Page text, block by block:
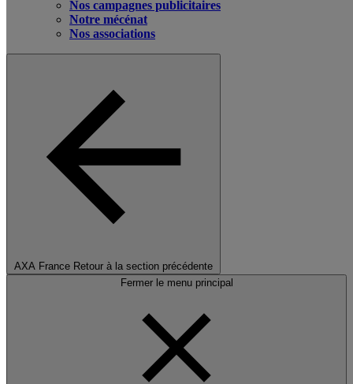
Nos campagnes publicitaires
Notre mécénat
Nos associations
AXA France Retour à la section précédente
Fermer le menu principal